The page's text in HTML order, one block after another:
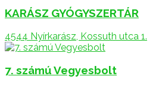
KARÁSZ GYÓGYSZERTÁR
4544 Nyírkarász, Kossuth utca 1.
7. számú Vegyesbolt